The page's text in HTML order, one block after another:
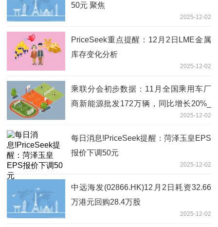
50元 聚焦
2025-12-02
PriceSeek重点提醒：12月2日LME金属
库存变化分析
2025-12-02
乘联分会初步数据：11月全国乘用车厂
商新能源批发172万辆，同比增长20%_
2025-12-02
每日消息!PriceSeek提醒：菏泽玉皇EPS
报价下调50元
2025-12-02
中远海发(02866.HK)12月2日耗资32.66
万港元回购28.4万股
2025-12-02